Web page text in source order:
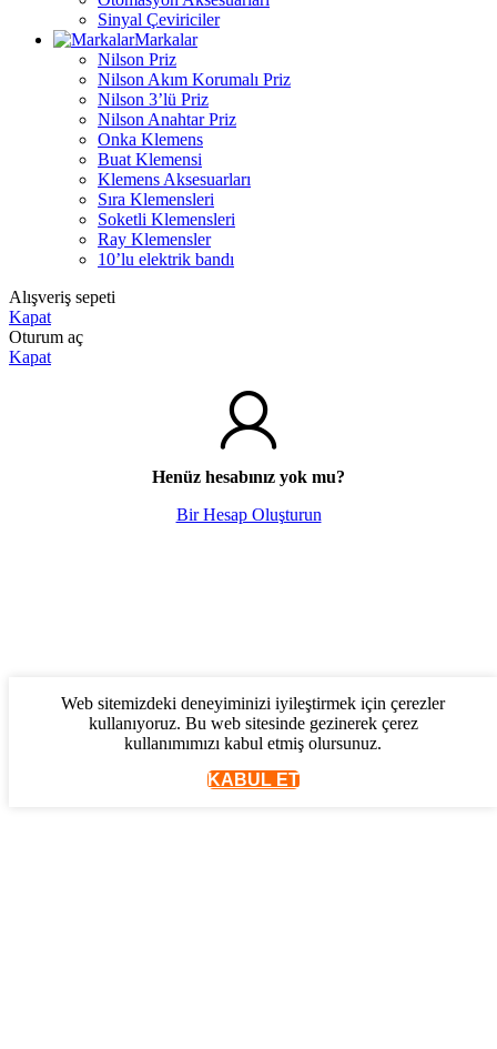
Sinyal Çeviriciler
Markalar
Nilson Priz
Nilson Akım Korumalı Priz
Nilson 3’lü Priz
Nilson Anahtar Priz
Onka Klemens
Buat Klemensi
Klemens Aksesuarları
Sıra Klemensleri
Soketli Klemensleri
Ray Klemensler
10’lu elektrik bandı
Alışveriş sepeti
Kapat
Oturum aç
Kapat
Henüz hesabınız yok mu?
Bir Hesap Oluşturun
Web sitemizdeki deneyiminizi iyileştirmek için çerezler
kullanıyoruz. Bu web sitesinde gezinerek çerez
kullanımımızı kabul etmiş olursunuz.
KABUL ET